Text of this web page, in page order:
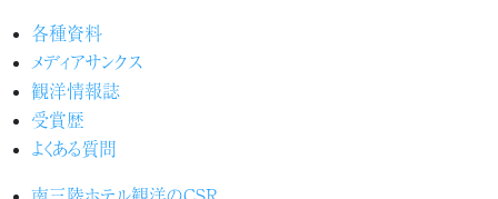
各種資料
メディアサンクス
観洋情報誌
受賞歴
よくある質問